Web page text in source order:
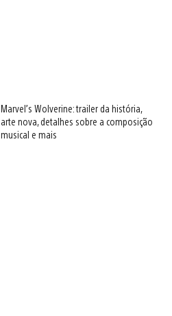
Marvel’s Wolverine: trailer da história,
arte nova, detalhes sobre a composição
musical e mais